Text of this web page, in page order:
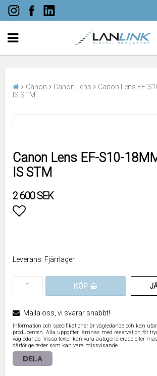
Canon Canon Lens
Canon Lens EF-
IS STM
Canon Lens EF-S10-
IS STM
2 600 SEK
Leverans: Fjärrlager
KÖP
Maila oss, vi svarar snabbt!
Information och specifikationer är vägledande och kan
producenten. Alla uppgifter lämnas med reservation för
vägledande. Vissa texter kan vara autogenererade eller
därför ge texter som kan vara missvisande.
DELA